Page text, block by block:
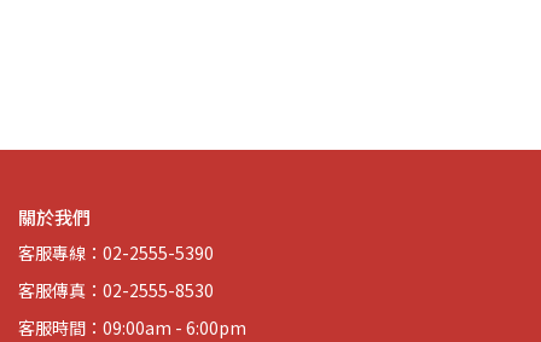
關於我們
客服專線：02-2555-5390
客服傳真：02-2555-8530
客服時間：09:00am - 6:00pm